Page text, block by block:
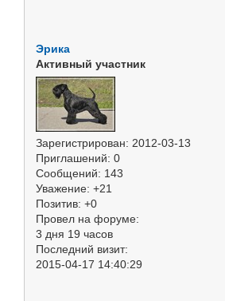
Эрика
Активный участник
Зарегистрирован: 2012-03-13
Приглашений: 0
Сообщений: 143
Уважение: +21
Позитив: +0
Провел на форуме:
3 дня 19 часов
Последний визит:
2015-04-17 14:40:29